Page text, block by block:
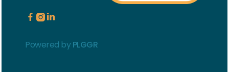
  
Powered byPLGGR